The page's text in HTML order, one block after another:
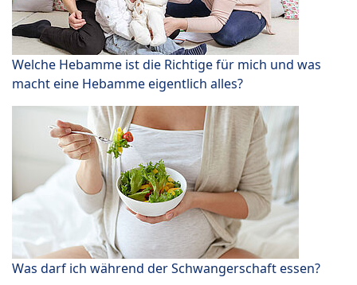
Welche Hebamme ist die Richtige für mich und was
macht eine Hebamme eigentlich alles?
Was darf ich während der Schwangerschaft essen?